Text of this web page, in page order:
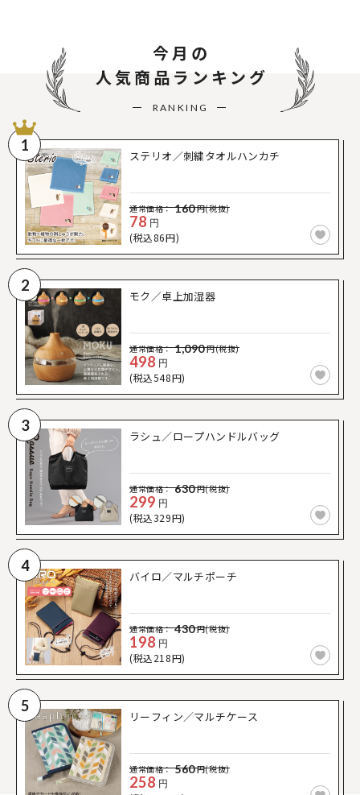
今月の
人気商品ランキング
RANKING
1
ステリオ／刺繍タオルハンカチ
通常価格： 160円(税抜)
78 円
(税込86円)
2
モク／卓上加湿器
通常価格： 1,090円(税抜)
498 円
(税込548円)
3
ラシュ／ロープハンドルバッグ
通常価格： 630円(税抜)
299 円
(税込329円)
4
バイロ／マルチポーチ
通常価格： 430円(税抜)
198 円
(税込218円)
5
リーフィン／マルチケース
通常価格： 560円(税抜)
258 円